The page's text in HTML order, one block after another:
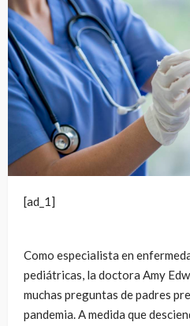
[ad_1]
Como especialista en
pediátricas, la doctora Amy
muchas preguntas de padres
pandemia.A medida que